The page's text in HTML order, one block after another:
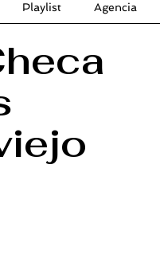
Playlist Agencia